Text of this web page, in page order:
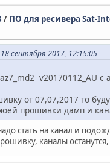
/ ПО для ресивера Sat-
сентября 2017, 12:15:05
v20170112_AU
от 07,07,2017 то
прошивки дамп и
стать на канал и
каналы